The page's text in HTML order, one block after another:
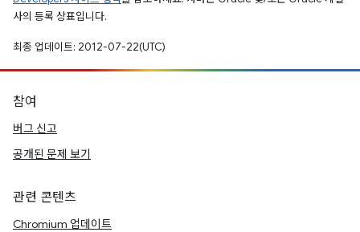
사의 등록 상표입니다.
최종 업데이트: 2012-07-22(UTC)
참여
버그 신고
공개된 문제 보기
관련 콘텐츠
Chromium 업데이트